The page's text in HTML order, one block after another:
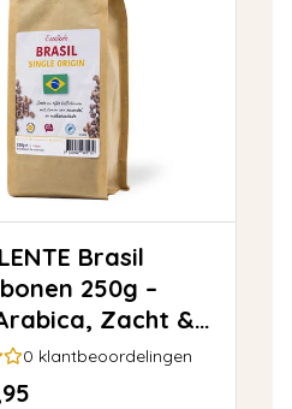
Brasil
250g –
Zacht &
0 klantbeoordelingen